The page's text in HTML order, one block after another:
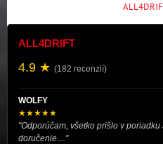
ALL4DRIFT
4.9 ★ (182 recenzií)
WOLFY
★★★★★
"Odporúčam, všetko prišlo v
doručenie...."